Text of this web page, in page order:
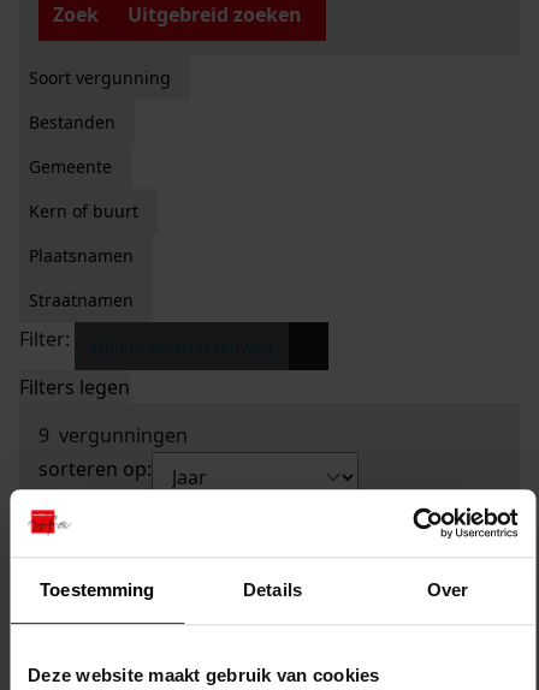
Toestemming Details Over
Deze website maakt gebruik van cookies
Zoek
Uitgebreid zoeken
Soort vergunning
Bestanden
Gemeente
Kern of buurt
Plaatsnamen
Straatnamen
Filter:
Filters legen
9 vergunningen
sorteren op: